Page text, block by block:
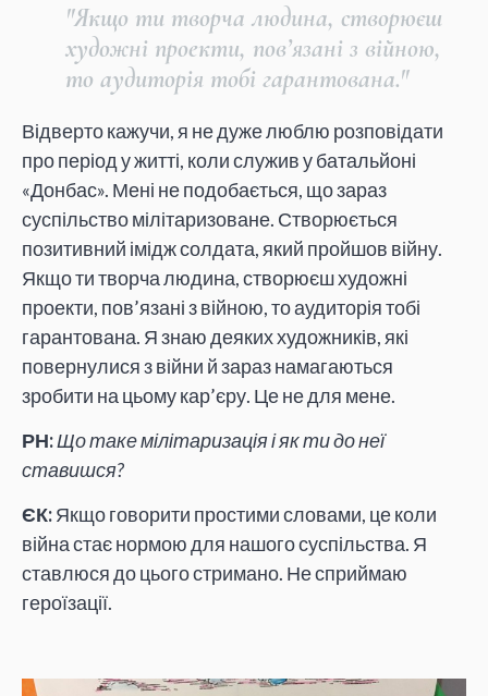
"Якщо ти творча людина, створюєш
художні проекти, пов’язані з війною,
то аудиторія тобі гарантована."
Відверто кажучи, я не дуже люблю розповідати
про період у житті, коли служив у батальйоні
«Донбас». Мені не подобається, що зараз
суспільство мілітаризоване. Створюється
позитивний імідж солдата, який пройшов війну.
Якщо ти творча людина, створюєш художні
проекти, пов’язані з війною, то аудиторія тобі
гарантована. Я знаю деяких художників, які
повернулися з війни й зараз намагаються
зробити на цьому кар’єру. Це не для мене.
РН:Що таке мілітаризація і як ти до неї
ставишся?
ЄК:Якщо говорити простими словами, це коли
війна стає нормою для нашого суспільства. Я
ставлюся до цього стримано. Не сприймаю
героїзації.